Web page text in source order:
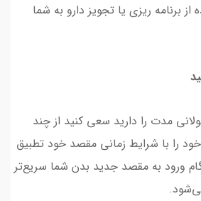
برنامه ریزی یا تجویز دارو به شما
مدت را دارید سعی کنید از چند
خود را با شرایط زمانی مقصد خود تطبیق
ورود به مقصد جدید بدن شما سریع‌تر